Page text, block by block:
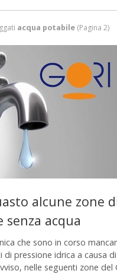
acqua potabile(Pagina 2)
alcune zone
senza acqua
che sono in corso
di pressione idrica a causa
nelle seguenti zone del